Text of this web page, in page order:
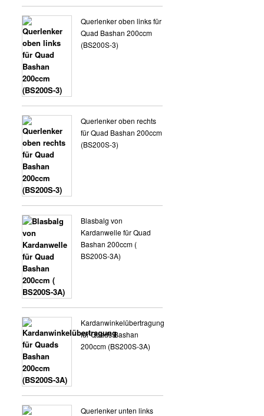
VERKLEIDUNG 8 ZOLL
Querlenker oben links für
Quad Bashan 200ccm
(BS200S-3)
Querlenker oben rechts
für Quad Bashan 200ccm
(BS200S-3)
Blasbalg von
Kardanwelle für Quad
Bashan 200ccm (
BS200S-3A)
Kardanwinkelübertragung
für Quads Bashan
200ccm (BS200S-3A)
Querlenker unten links